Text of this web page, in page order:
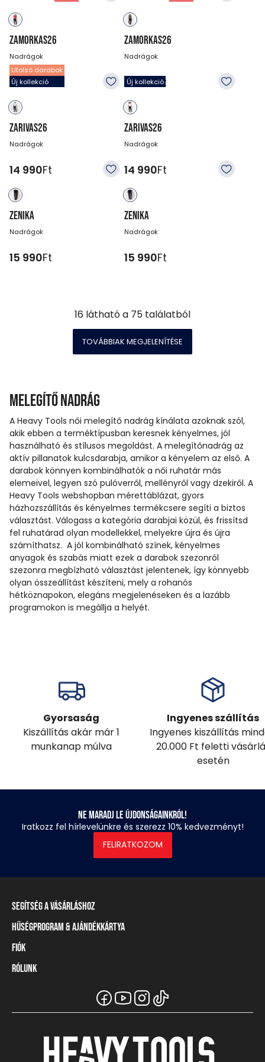
ZAMORKAS26
Nadrágok
15 990Ft
ZAMORKAS26
Nadrágok
15 990Ft
Utolsó darabok
Új kollekció
ZARIVAS26
Nadrágok
14 990Ft
Új kollekció
ZARIVAS26
Nadrágok
14 990Ft
ZENIKA
Nadrágok
15 990Ft
ZENIKA
Nadrágok
15 990Ft
16 látható a 75 találatból
TOVÁBBIAK MEGJELENÍTÉSE
Melegítő nadrág
A Heavy Tools női melegítő nadrág kínálata azoknak szól,
akik ebben a terméktípusban keresnek kényelmes, jól
használható és stílusos megoldást. A melegítőnadrág az
aktív pillanatok kulcsdarabja, amikor a kényelem az első. A
darabok könnyen kombinálhatók a női ruhatár más
elemeivel, legyen szó pulóverről, mellényről vagy dzekiről. A
Heavy Tools webshopban mérettáblázat, gyors
házhozszállítás és kényelmes termékcsere segíti a biztos
választást. Válogass a kategória darabjai közül, és frissítsd
fel ruhatárad olyan modellekkel, melyekre újra és újra
számíthatsz. A jól kombinálható színek, kényelmes
anyagok és szabás miatt ezek a darabok szezonról
szezonra megbízható választást jelentenek, így könnyebb
olyan összeállítást készíteni, mely a rohanós
hétköznapokon, elegáns megjelenéseken és a lazább
programokon is megállja a helyét.
Gyorsaság
Kiszállítás akár már 1
munkanap múlva
Ingyenes szállítás
Ingyenes kiszállítás
20.000 Ft feletti
esetén
Ne maradj le újdonságainkról!
Iratkozz fel hírlevelünkre és szerezz 10% kedvezményt!
FELIRATKOZOM
Segítség a vásárláshoz
Szállítási információ
Fizetési módok
Mérettáblázat
Üzleteink és viszonteladók
Gyakori kérdések (GYIK)
Hűségprogram & Ajándékkártya
Törzsvásárlói program
Ajándékkártya
Fiók
Belépés / Regisztráció
Rólunk
A Heavy Tools márka
Viszonteladói információ
Széchenyi Terv Plusz